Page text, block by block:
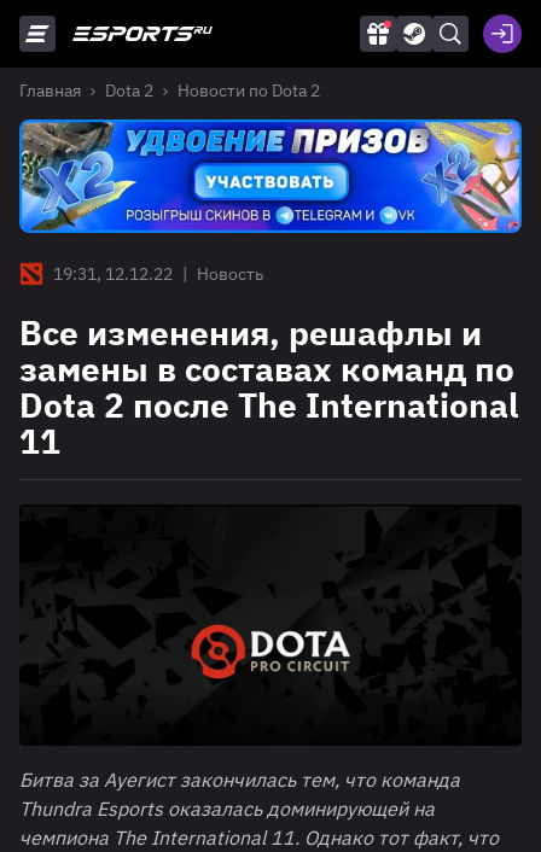
Главная Dota 2 Новости по Dota 2
19:31, 12.12.22 | Новость
Все изменения, решафлы и
замены в составах команд по
Dota 2 после The International
11
Битва за Ауегист закончилась тем, что команда
Thundra Esportsоказалась доминирующей на
чемпиона The International11. Однако тот факт, что